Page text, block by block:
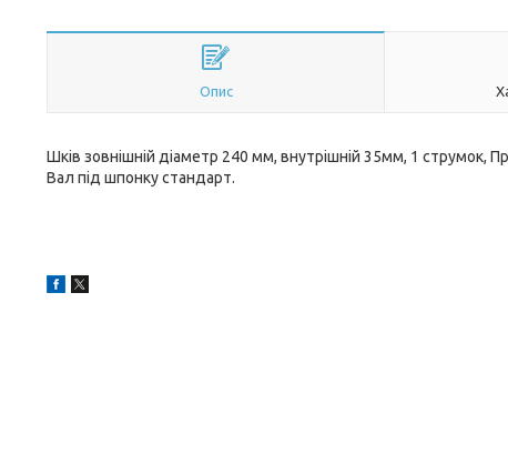
Опис
Шків зовнішній діаметр 240 мм, внутрішній 35мм, 1 струмок,
Вал під шпонку стандарт.